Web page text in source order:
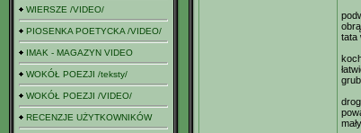
WIERSZE /VIDEO/
PIOSENKA POETYCKA /VIDEO/
IMAK - MAGAZYN VIDEO
WOKÓŁ POEZJI /teksty/
WOKÓŁ POEZJI /VIDEO/
RECENZJE UŻYTKOWNIKÓW
tata